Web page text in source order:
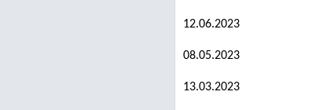
12.06.2023
08.05.2023
13.03.2023